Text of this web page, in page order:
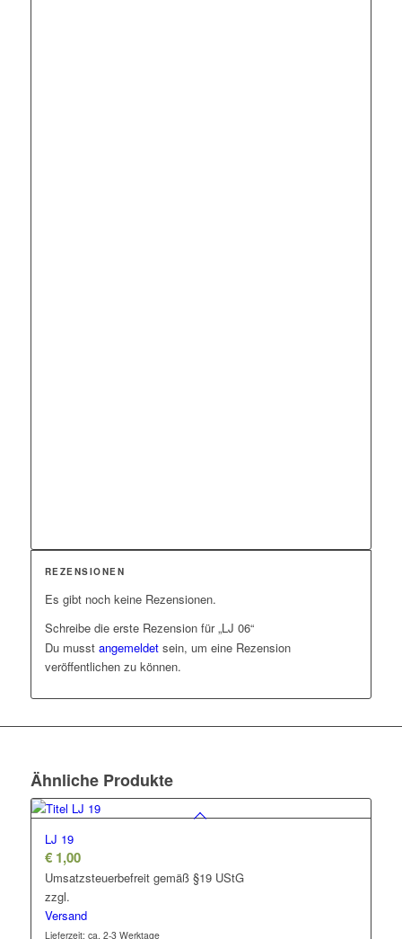
REZENSIONEN
Es gibt noch keine Rezensionen.
Schreibe die erste Rezension für „LJ 06“
Du musst angemeldetsein, um eine Rezension
veröffentlichen zu können.
Ähnliche Produkte
LJ 19
€1,00
Umsatzsteuerbefreit gemäß §19 UStG
zzgl.
Versand
Lieferzeit: ca. 2-3 Werktage